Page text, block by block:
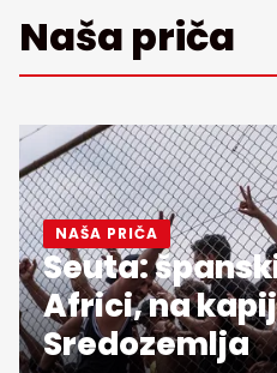
Naša priča
NAŠA PRIČA
Seuta:
Africi, na
Sredozemlja